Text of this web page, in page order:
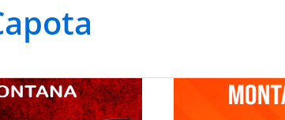
Montana
capota